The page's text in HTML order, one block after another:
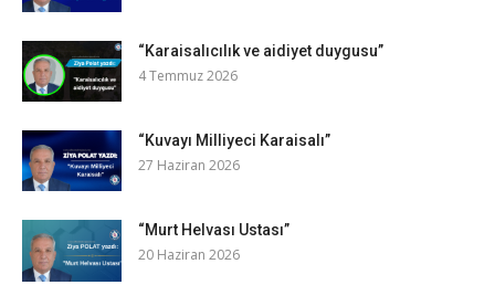
“Karaisalıcılık ve aidiyet duygusu”
4 Temmuz 2026
“Kuvayı Milliyeci Karaisalı”
27 Haziran 2026
“Murt Helvası Ustası”
20 Haziran 2026